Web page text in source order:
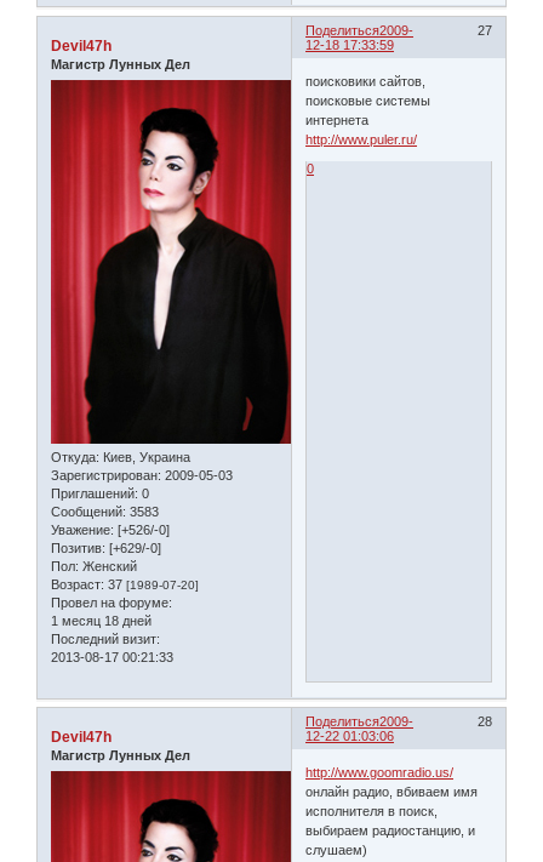
Поделиться 27
2009-
12-18 17:33:59
Devil47h
Магистр Лунных Дел
Откуда: Киев, Украина
Зарегистрирован: 2009-05-03
Приглашений: 0
Сообщений: 3583
Уважение: [+526/-0]
Позитив: [+629/-0]
Пол: Женский
Возраст: 37 [1989-07-20]
Провел на форуме:
1 месяц 18 дней
Последний визит:
2013-08-17 00:21:33
поисковики сайтов,
поисковые системы
интернета
http://www.puler.ru/
0
Поделиться 28
2009-
12-22 01:03:06
Devil47h
Магистр Лунных Дел
http://www.goomradio.us/
онлайн радио, вбиваем имя
исполнителя в поиск,
выбираем радиостанцию, и
слушаем)